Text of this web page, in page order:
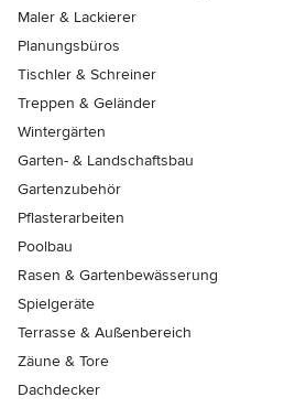
Maler & Lackierer
Planungsbüros
Tischler & Schreiner
Treppen & Geländer
Wintergärten
Garten- & Landschaftsbau
Gartenzubehör
Pflasterarbeiten
Poolbau
Rasen & Gartenbewässerung
Spielgeräte
Terrasse & Außenbereich
Zäune & Tore
Dachdecker